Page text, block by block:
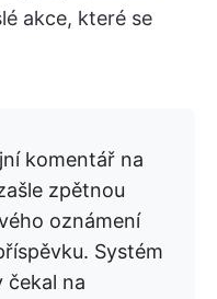
akce, které se
komentář na
zpětnou
oznámení
Systém
čekal na